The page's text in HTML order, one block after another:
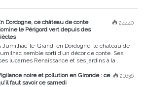
24440
Dordogne, ce château de conte
le Périgord vert depuis des
Jumilhac-le-Grand, en Dordogne, le château de
semble sorti d’un décor de conte. Ses
lucarnes Renaissance et ses jardins à la...
21636
noire et pollution en Gironde : ce
faut savoir ce samedi